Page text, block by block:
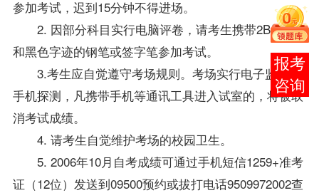
参加考试，迟到15分钟不得进场。
2. 因部分科目实行电脑评卷，请考生携带2B铅笔
和黑色字迹的钢笔或签字笔参加考试。
3.考生应自觉遵守考场规则。考场实行电子监控、
手机探测，凡携带手机等通讯工具进入试室的，将被取
消考试成绩。
4. 请考生自觉维护考场的校园卫生。
5. 2006年10月自考成绩可通过手机短信1259+准考
证（12位）发送到09500预约或拔打电话9509972002查
在线
客服